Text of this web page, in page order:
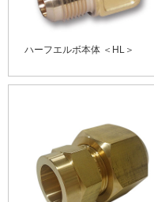
ハーフエルボ本体 ＜HL＞